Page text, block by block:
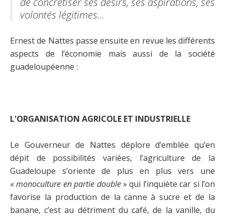
volontés légitimes…
Ernest de Nattes passe ensuite en revue les différents
aspects de l’économie mais aussi de la société
guadeloupéenne :
L'ORGANISATION AGRICOLE ET INDUSTRIELLE
Le Gouverneur de Nattes déplore d’emblée qu’en
dépit de possibilités variées, l’agriculture de la
Guadeloupe s’oriente de plus en plus vers une
«monoculture en partie double» qui l’inquiète car si l’on
favorise la production de la canne à sucre et de la
banane, c’est au détriment du café, de la vanille, du